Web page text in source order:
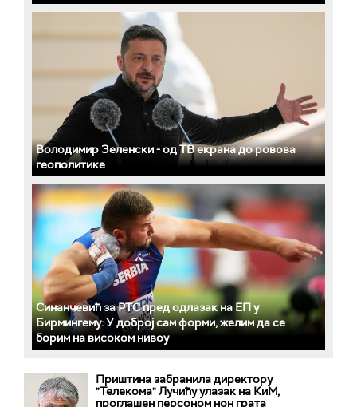
Володимир Зеленски - од ТВ екрана до ровова
геополитике
Синанчевић за РТС пред одлазак на ЕП у
Бирмингему: У доброј сам форми, желим да се
борим на високом нивоу
Приштина забранила директору
"Телекома" Лучићу улазак на КиМ,
проглашен персоном нон грата